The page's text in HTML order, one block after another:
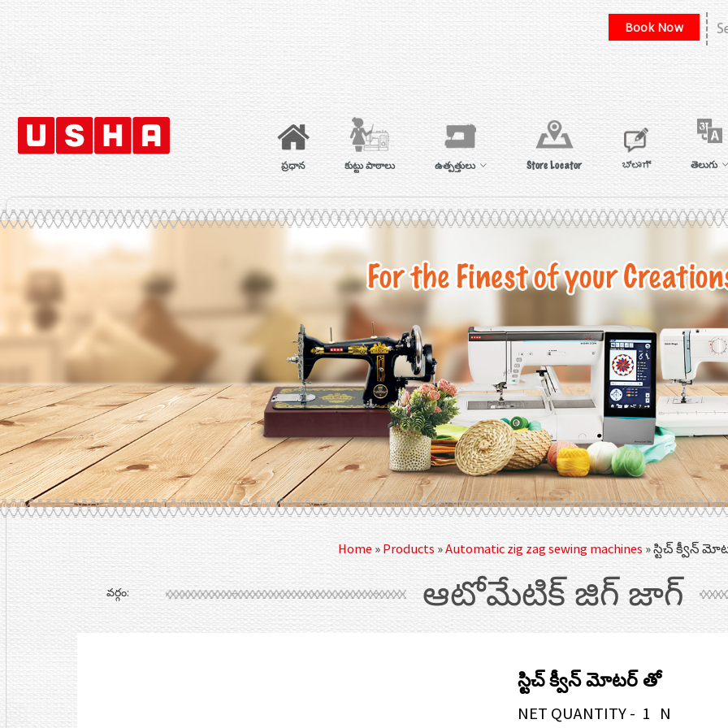
Book Now
ప్రధాన కుట్టు పాఠాలు ఉత్పత్తులు Store Locator ಬ್ಲಾಗ್ తెలుగు
Home »Products»Automatic zig zag sewing machines »స్టిచ్ క్వీన్
వర్గం: ఆటోమేటిక్ జిగ్ జాగ్
స్టిచ్ క్వీన్ మోటర్ తో
NET QUANTITY - 1 N